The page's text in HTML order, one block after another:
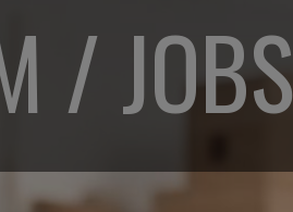
/ JOBS